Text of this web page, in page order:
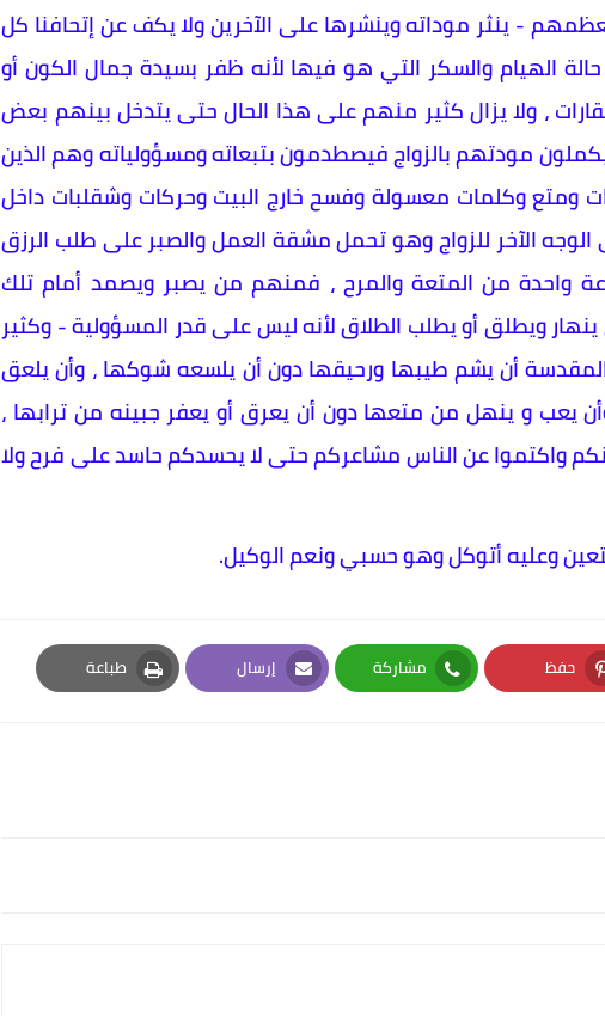
- ينثر موداته وينشرها على الآخرين ولا يكف عن إتحافنا كل
الهيام والسكر التي هو فيها لأنه ظفر بسيدة جمال الكون أو
، ولا يزال كثير منهم على هذا الحال حتى يتدخل بينهم بعض
مودتهم بالزواج فيصطدمون بتبعاته ومسؤولياته وهم الذين
ومتع وكلمات معسولة وفسح خارج البيت وحركات وشقلبات داخل
الوجه الآخر للزواج وهو تحمل مشقة العمل والصبر على طلب الرزق
واحدة من المتعة والمرح ، فمنهم من يصبر ويصمد أمام تلك
ويطلق أو يطلب الطلاق لأنه ليس على قدر المسؤولية - وكثير
أن يشم طيبها ورحيقها دون أن يلسعه شوكها ، وأن يلعق
يعب و ينهل من متعها دون أن يعرق أو يعفر جبينه من ترابها ،
واكتموا عن الناس مشاعركم حتى لا يحسدكم حاسد على فرح ولا
وعليه أتوكل وهو حسبي ونعم الوكيل.
حفظ
Pinterest
مشاركة
Whatsapp
إرسال
Email
طباعة
Print